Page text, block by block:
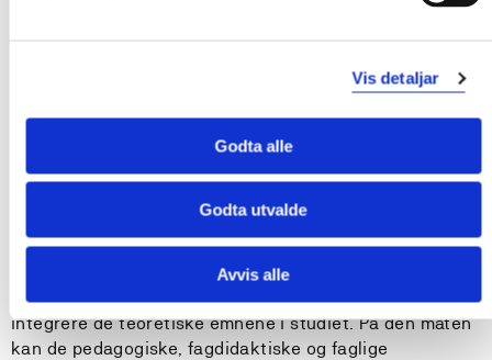
Vis detaljar
Godta alle
Godta utvalde
Avvis alle
Nærmere presisering av tidspunkt for samlinger,
arbeidskrav, praksis m.m. gis i emneplan og studieheftet
fra det enkelte studiested. Samlet sett må studenten
regne med at studiet vil kreve omkring 1800
arbeidstimer.
Praksis
Praksis består av 60 (30 + 30) hele dager og skal
integrere de teoretiske emnene i studiet. På den måten
kan de pedagogiske, fagdidaktiske og faglige